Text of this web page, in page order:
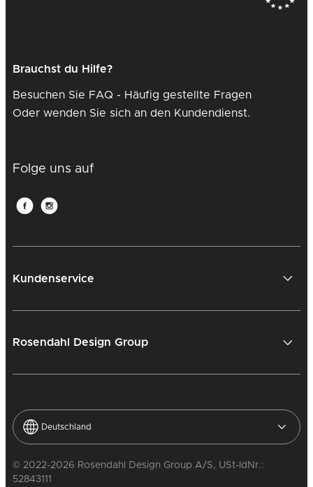
Brauchst du Hilfe?
Besuchen Sie FAQ - Häufig gestellte Fragen
Oder wenden Sie sich an den Kundendienst.
Folge uns auf
Kundenservice
Rosendahl Design Group
© 2022-2026 Rosendahl Design Group A/S, USt-IdNr.:
52843111
Deutschland